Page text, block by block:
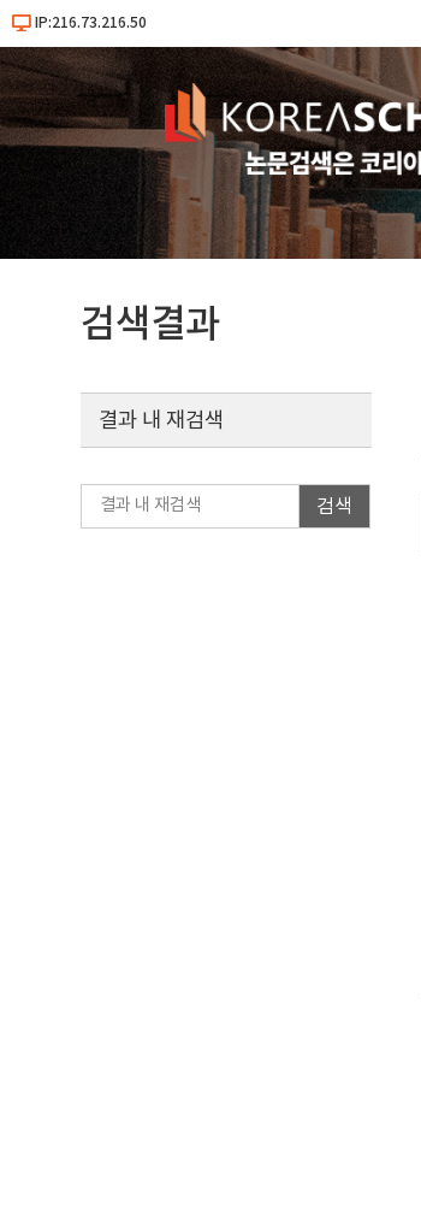
IP:216.73.216.50
검색결과
결과 내 재검색
검색